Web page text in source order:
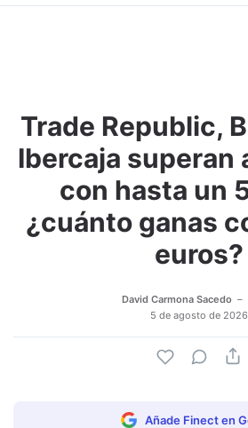
Adjuntar
Trade Republic,
Ibercaja superan
con hasta un
¿cuánto ganas
euros?
David Carmona Sacedo
5 de agosto de 2026
Añade Finect en